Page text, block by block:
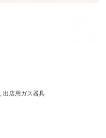
出店用ガス器具